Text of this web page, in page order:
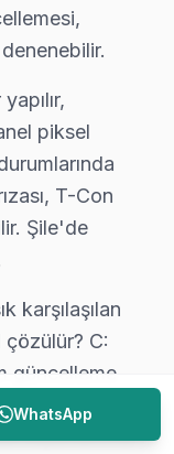
– ₺1.200
tamir ücretleridir.
piksel
T-Con
Şile'de
karşılaşılan
çözülür? C:
güncelleme
veya
WhatsApp